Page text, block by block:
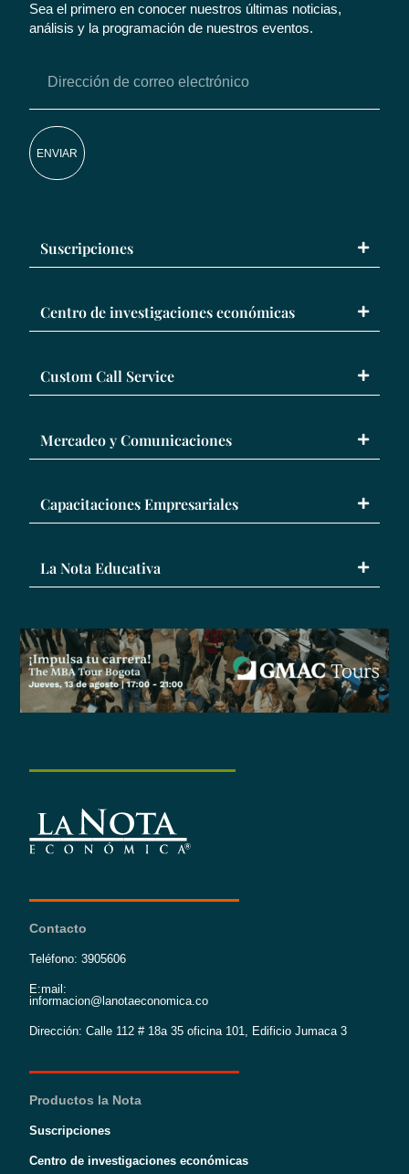
Sea el primero en conocer nuestros últimas noticias,
análisis y la programación de nuestros eventos.
ENVIAR
Suscripciones
Centro de investigaciones económicas
Custom Call Service
Mercadeo y Comunicaciones
Capacitaciones Empresariales
La Nota Educativa
Contacto
Teléfono: 3905606
E:mail:
informacion@lanotaeconomica.co
Dirección: Calle 112 # 18a 35 oficina 101, Edificio Jumaca 3
Productos la Nota
Suscripciones
Centro de investigaciones económicas